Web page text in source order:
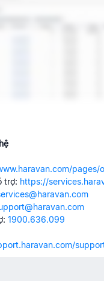
pages/
trợ: https://
1900.636.099